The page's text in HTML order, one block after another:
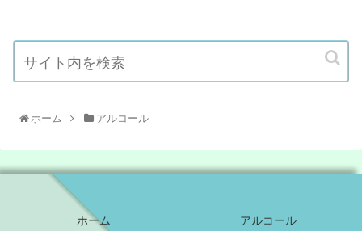
ホーム アルコール
ホーム アルコール